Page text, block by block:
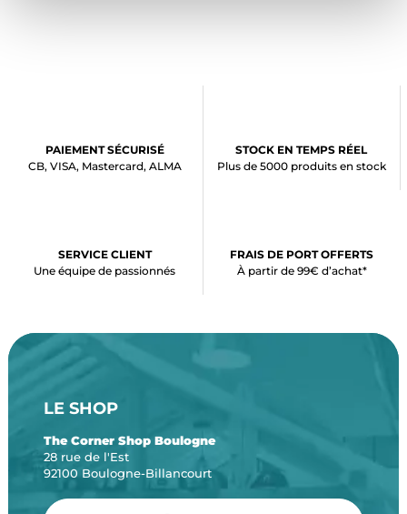
PAIEMENT SÉCURISÉ
CB, VISA, Mastercard, ALMA
STOCK EN TEMPS RÉEL
Plus de 5000 produits en stock
SERVICE CLIENT
Une équipe de passionnés
FRAIS DE PORT OFFERTS
À partir de 99€ d’achat*
LE SHOP
The Corner Shop Boulogne
28 rue de l'Est
92100 Boulogne-Billancourt